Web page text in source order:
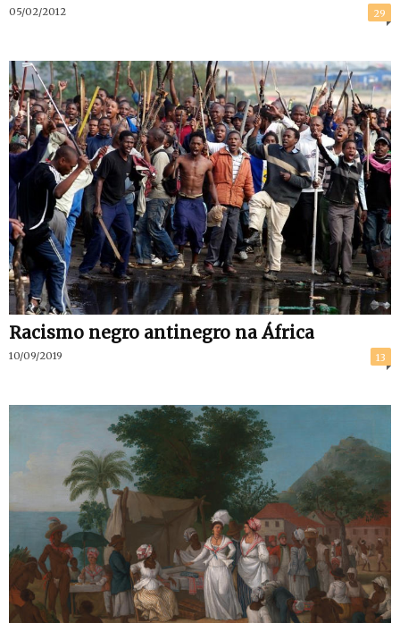
05/02/2012 29
Racismo negro antinegro na África
10/09/2019 13